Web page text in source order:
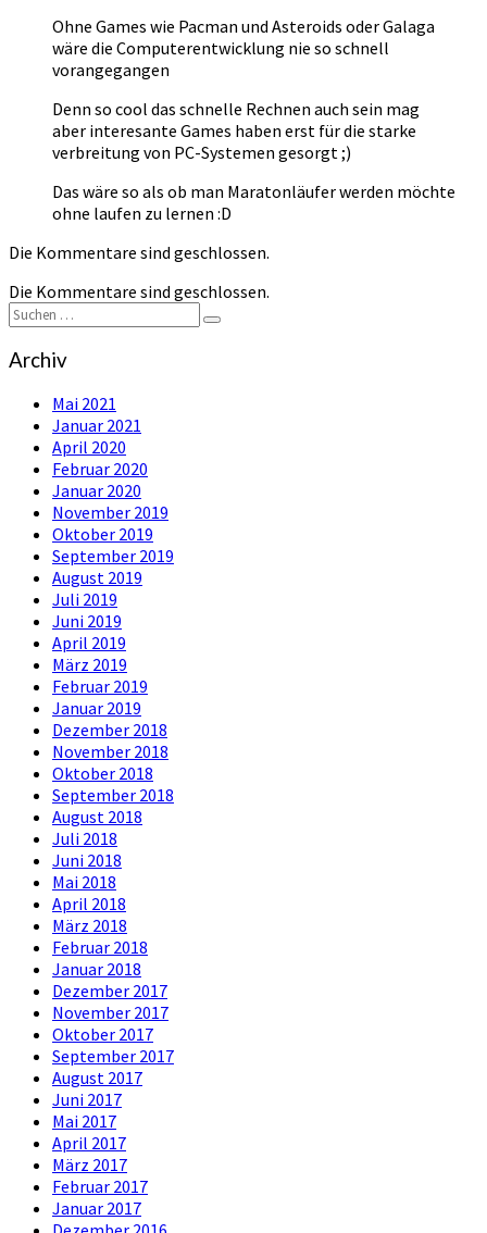
Ohne Games wie Pacman und Asteroids oder Galaga
wäre die Computerentwicklung nie so schnell
vorangegangen
Denn so cool das schnelle Rechnen auch sein mag
aber interesante Games haben erst für die starke
verbreitung von PC-Systemen gesorgt ;)
Das wäre so als ob man Maratonläufer werden möchte
ohne laufen zu lernen :D
Die Kommentare sind geschlossen.
Die Kommentare sind geschlossen.
Suchen
nach:
Suchen
Archiv
Mai 2021
Januar 2021
April 2020
Februar 2020
Januar 2020
November 2019
Oktober 2019
September 2019
August 2019
Juli 2019
Juni 2019
April 2019
März 2019
Februar 2019
Januar 2019
Dezember 2018
November 2018
Oktober 2018
September 2018
August 2018
Juli 2018
Juni 2018
Mai 2018
April 2018
März 2018
Februar 2018
Januar 2018
Dezember 2017
November 2017
Oktober 2017
September 2017
August 2017
Juni 2017
Mai 2017
April 2017
März 2017
Februar 2017
Januar 2017